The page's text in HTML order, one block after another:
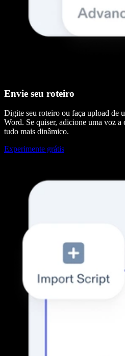
Envie seu roteiro
Digite seu roteiro ou faça upload de
Word. Se quiser, adicione uma voz a
tudo mais dinâmico.
Experimente grátis